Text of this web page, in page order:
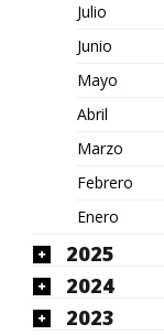
Julio
Junio
Mayo
Abril
Marzo
Febrero
Enero
2025
2024
2023